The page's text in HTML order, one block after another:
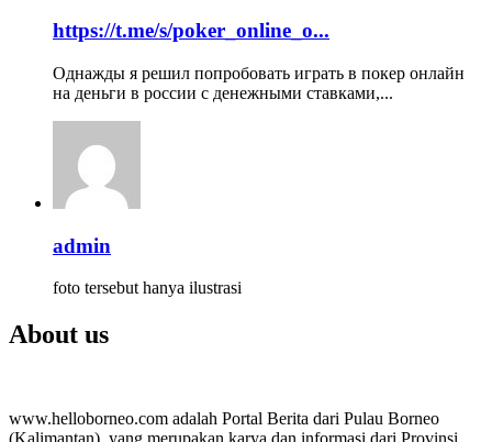
https://t.me/s/poker_online_o...
Однажды я решил попробовать играть в покер онлайн
на деньги в россии с денежными ставками,...
admin
foto tersebut hanya ilustrasi
About us
www.helloborneo.com adalah Portal Berita dari Pulau Borneo